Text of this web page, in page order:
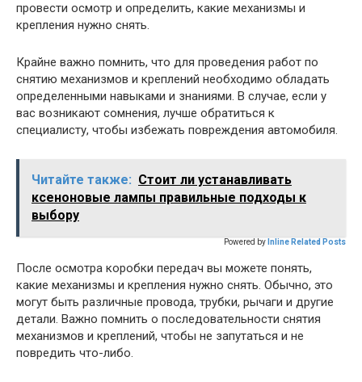
провести осмотр и определить, какие механизмы и
крепления нужно снять.
Крайне важно помнить, что для проведения работ по
снятию механизмов и креплений необходимо обладать
определенными навыками и знаниями. В случае, если у
вас возникают сомнения, лучше обратиться к
специалисту, чтобы избежать повреждения автомобиля.
Читайте также: Стоит ли устанавливать
ксеноновые лампы правильные подходы к
выбору
Powered by Inline Related Posts
После осмотра коробки передач вы можете понять,
какие механизмы и крепления нужно снять. Обычно, это
могут быть различные провода, трубки, рычаги и другие
детали. Важно помнить о последовательности снятия
механизмов и креплений, чтобы не запутаться и не
повредить что-либо.